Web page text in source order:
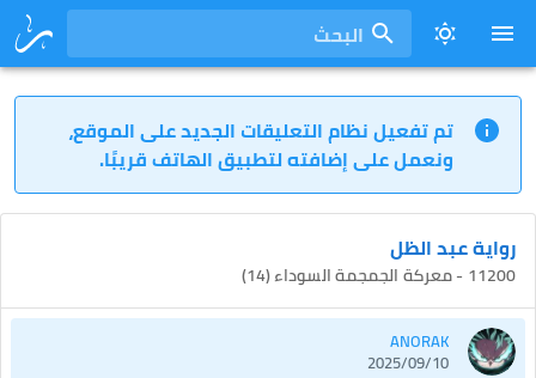
البحث
تم تفعيل نظام التعليقات الجديد على الموقع،
ونعمل على إضافته لتطبيق الهاتف قريبًا.
رواية عبد الظل
11200 - معركة الجمجمة السوداء (14)
ANORAK
2025/09/10